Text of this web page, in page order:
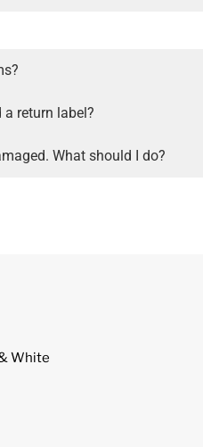
a return label?
What should I do?
White